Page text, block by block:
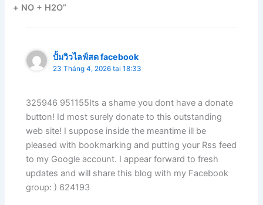
+ NO + H2O”
ปั้มวิวไลฟ์สด facebook
23 Tháng 4, 2026 tại 18:33
325946 951155Its a shame you dont have a donate
button! Id most surely donate to this outstanding
web site! I suppose inside the meantime ill be
pleased with bookmarking and putting your Rss feed
to my Google account. I appear forward to fresh
updates and will share this blog with my Facebook
group: ) 624193